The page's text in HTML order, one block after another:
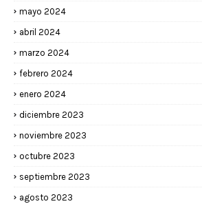
mayo 2024
abril 2024
marzo 2024
febrero 2024
enero 2024
diciembre 2023
noviembre 2023
octubre 2023
septiembre 2023
agosto 2023